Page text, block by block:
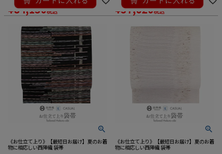
¥84,150税込 ¥37,620税込
《お仕立て上り》【最短日お届け】夏のお着
物に相応しい西陣織 袋帯
《お仕立て上り》【最短日お届け】夏のお着
物に相応しい西陣織 袋帯